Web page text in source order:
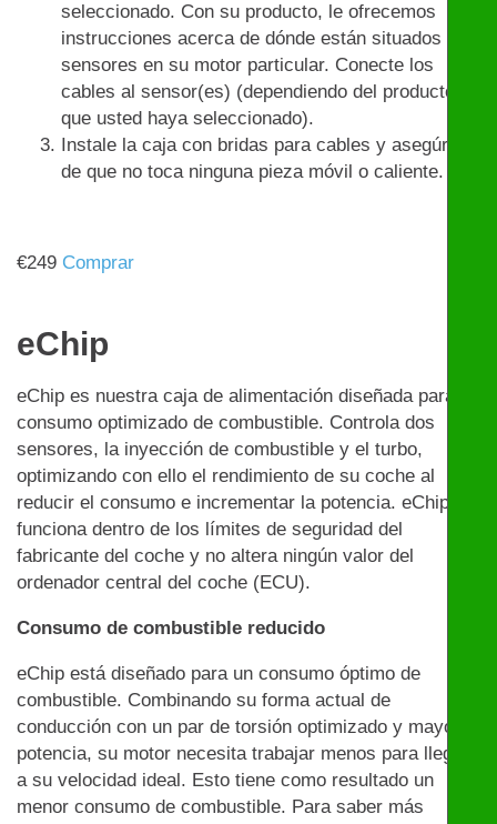
seleccionado. Con su producto, le ofrecemos
instrucciones acerca de dónde están situados los
sensores en su motor particular. Conecte los
cables al sensor(es) (dependiendo del producto
que usted haya seleccionado).
Instale la caja con bridas para cables y asegúrese
de que no toca ninguna pieza móvil o caliente.
€249 Comprar
eChip
eChip es nuestra caja de alimentación diseñada para un
consumo optimizado de combustible. Controla dos
sensores, la inyección de combustible y el turbo,
optimizando con ello el rendimiento de su coche al
reducir el consumo e incrementar la potencia. eChip
funciona dentro de los límites de seguridad del
fabricante del coche y no altera ningún valor del
ordenador central del coche (ECU).
Consumo de combustible reducido
eChip está diseñado para un consumo óptimo de
combustible. Combinando su forma actual de
conducción con un par de torsión optimizado y mayor
potencia, su motor necesita trabajar menos para llegar
a su velocidad ideal. Esto tiene como resultado un
menor consumo de combustible. Para saber más